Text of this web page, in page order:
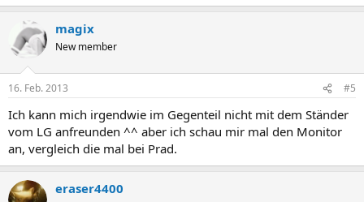
magix
New member
16. Feb. 2013 #5
Ich kann mich irgendwie im Gegenteil nicht mit dem Ständer
vom LG anfreunden ^^ aber ich schau mir mal den Monitor
an, vergleich die mal bei Prad.
eraser4400